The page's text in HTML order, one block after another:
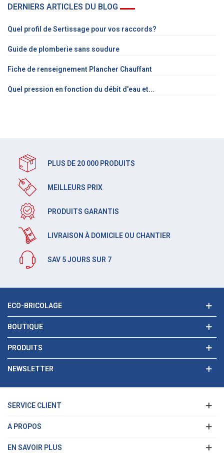
DERNIERS ARTICLES DU BLOG
Quel profil de Sertissage pour vos raccords?
Guide de plomberie sans soudure
Fiche de renseignement Plancher Chauffant
Quel pression en fonction du débit d'eau et...
PLUS DE 20 000 PRODUITS
MEILLEURS PRIX
PRODUITS GARANTIS
LIVRAISON À DOMICILE OU CHANTIER
SAV 5 JOURS SUR 7
ECO-BRICOLAGE
BOUTIQUE
PRODUITS
NEWSLETTER
SERVICE CLIENT
A PROPOS
EN SAVOIR PLUS